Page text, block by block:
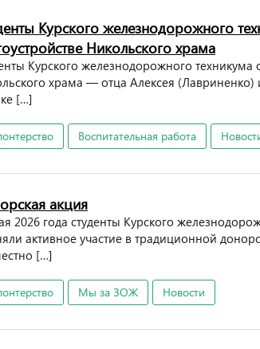
Курского железнодорожного
Никольского храма
Курского железнодорожного техникума
храма — отца Алексея (Лавриненко)
[…]
Воспитательная работа
акция
2026 года студенты Курского
активное участие в традиционной
[…]
Мы за ЗОЖ Новости